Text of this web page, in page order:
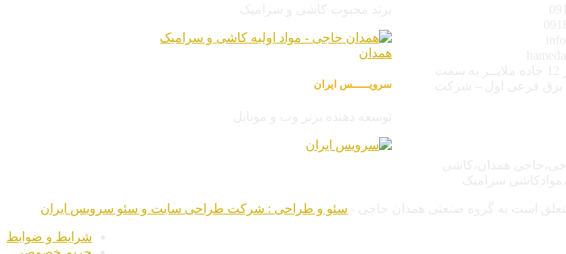
سرویـــــس ایران
سئو و طراحی : شرکت طراحی سایت و سئو سرویس ایران
شرایط و ضوابط